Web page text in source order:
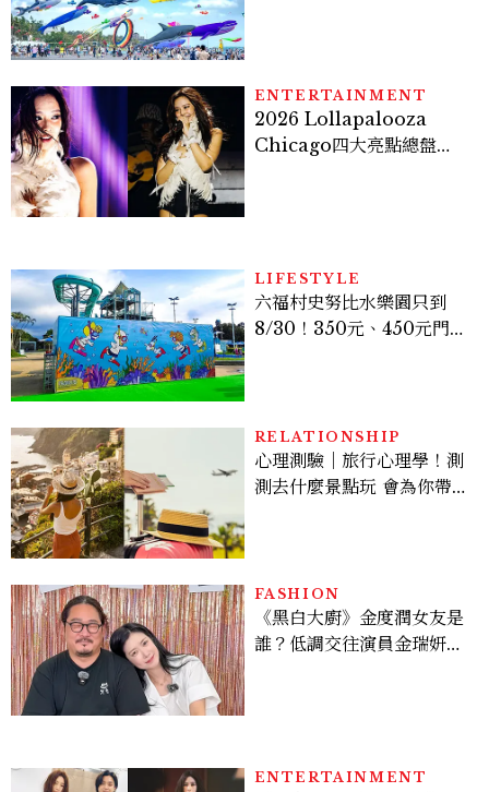
ENTERTAINMENT
2026 Lollapalooza
Chicago四大亮點總盤
LIFESTYLE
六福村史努比水樂園只到
8/30！350元、450元門票
RELATIONSHIP
心理測驗｜旅行心理學！測
測去什麼景點玩 會為你帶來
FASHION
《黑白大廚》金度潤女友是
誰？低調交往演員金瑞妍、
ENTERTAINMENT